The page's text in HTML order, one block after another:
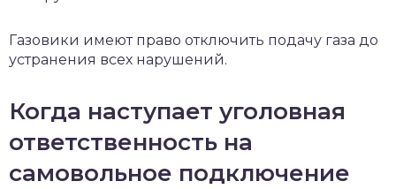
Газовики имеют право отключить подачу газа до
устранения всех нарушений.
Когда наступает уголовная
ответственность на
самовольное подключение